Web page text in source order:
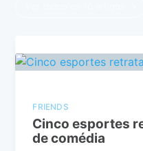
FRIENDS
Cinco esportes
de comédia